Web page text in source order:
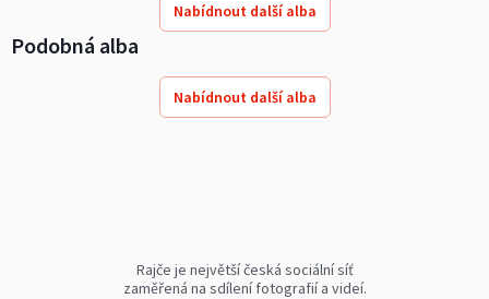
Nabídnout další alba
Podobná alba
Nabídnout další alba
Rajče je největší česká sociální síť
zaměřená na sdílení fotografií a videí.